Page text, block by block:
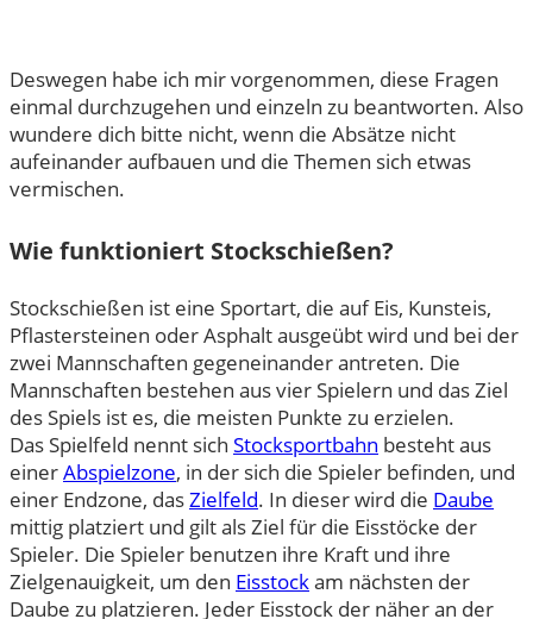
Deswegen habe ich mir vorgenommen, diese Fragen
einmal durchzugehen und einzeln zu beantworten. Also
wundere dich bitte nicht, wenn die Absätze nicht
aufeinander aufbauen und die Themen sich etwas
vermischen.
Wie funktioniert Stockschießen?
Stockschießen ist eine Sportart, die auf Eis, Kunsteis,
Pflastersteinen oder Asphalt ausgeübt wird und bei der
zwei Mannschaften gegeneinander antreten. Die
Mannschaften bestehen aus vier Spielern und das Ziel
des Spiels ist es, die meisten Punkte zu erzielen.
Das Spielfeld nennt sich Stocksportbahn besteht aus
einerAbspielzone, in der sich die Spieler befinden, und
einer Endzone, dasZielfeld. In dieser wird die Daube
mittig platziert und gilt als Ziel für die Eisstöcke der
Spieler. Die Spieler benutzen ihre Kraft und ihre
Zielgenauigkeit, um den Eisstockam nächsten der
Daube zu platzieren. Jeder Eisstock der näher an der